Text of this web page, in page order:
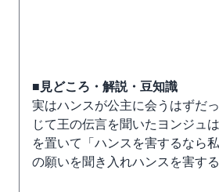
■見どころ・解説・豆知識
実はハンスが公主に会うはずだ
じて王の伝言を聞いたヨンジュ
を置いて「ハンスを害するなら
の願いを聞き入れハンスを害す